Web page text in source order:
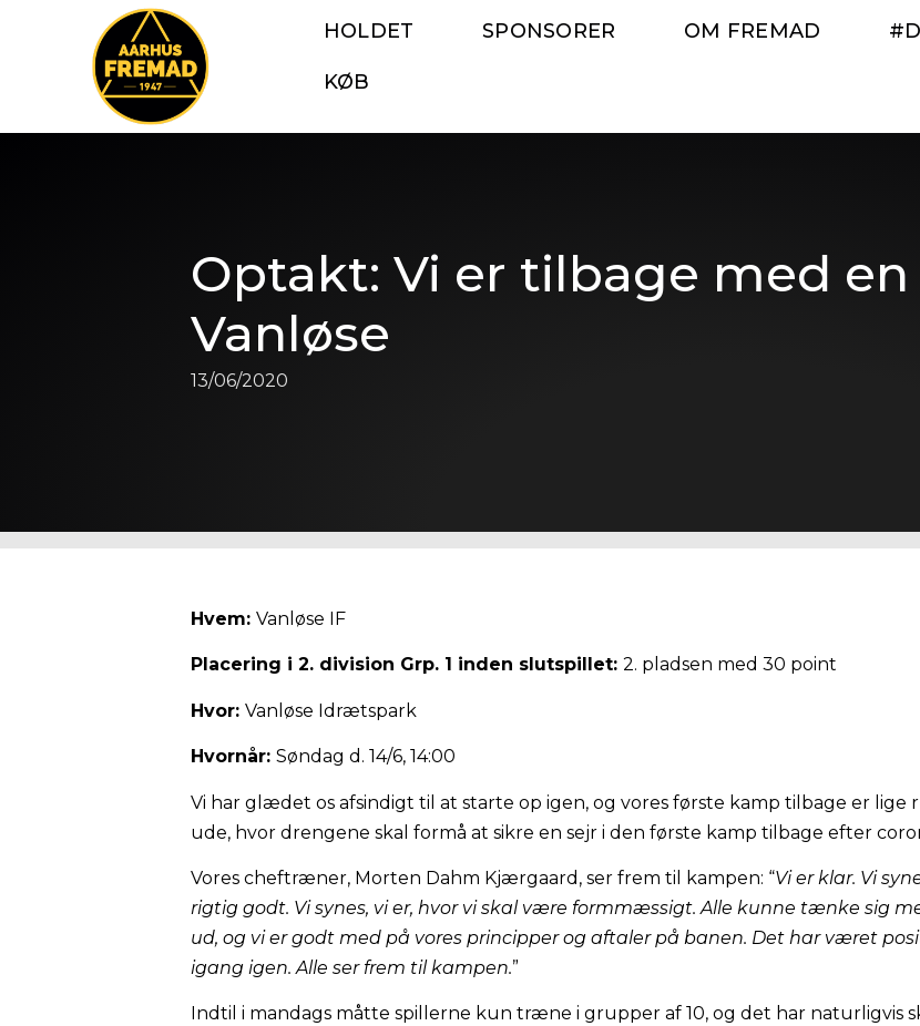
HOLDET SPONSORER OM FREMAD
KØB
Optakt: Vi er tilbage med
Vanløse
13/06/2020
Hvem: Vanløse IF
Placering i 2. division Grp. 1 inden slutspillet: 2. pladsen med 30 point
Hvor: Vanløse Idrætspark
Hvornår: Søndag d. 14/6, 14:00
Vi har glædet os afsindigt til at starte op igen, og vores første kamp tilbage er lige
ude, hvor drengene skal formå at sikre en sejr i den første kamp tilbage efter
Vores cheftræner, Morten Dahm Kjærgaard, ser frem til kampen: “Vi er klar. Vi
rigtig godt. Vi synes, vi er, hvor vi skal være formmæssigt. Alle kunne tænke sig
ud, og vi er godt med på vores principper og aftaler på banen. Det har været
igang igen. Alle ser frem til kampen.”
Indtil i mandags måtte spillerne kun træne i grupper af 10, og det har